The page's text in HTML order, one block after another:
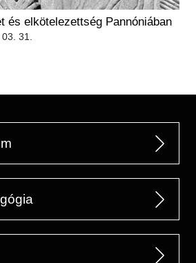
és elkötelezettség Pannóniában
31.